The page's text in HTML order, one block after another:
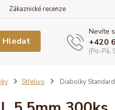
Zákaznické recenze
Hledat
Nevíte
+420
(Po-Pá,
Střelivo Diabolky